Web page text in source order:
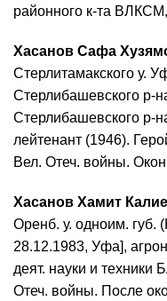
районного к-та
Хасанов Сафа
Стерлитамакского у.
Стерлибашевского р-
Стерлибашевского р-
лейтенант (1946).
Вел. Отеч. войны.
Хасанов Хамит
Оренб. у. одноим. губ.
28.12.1983, Уфа],
деят. науки и
Отеч. войны. После